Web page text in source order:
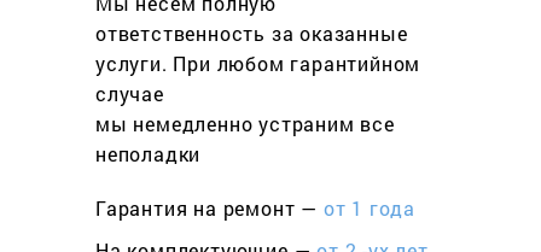
ответственность за оказанные
услуги. При любом гарантийном
cлучае
мы немедленно устраним все
неполадки
Гарантия на ремонт — от 1 года